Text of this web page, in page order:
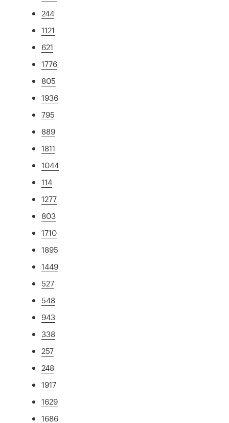
244
1121
621
1776
805
1936
795
889
1811
1044
114
1277
803
1710
1895
1449
527
548
943
338
257
248
1917
1629
1686